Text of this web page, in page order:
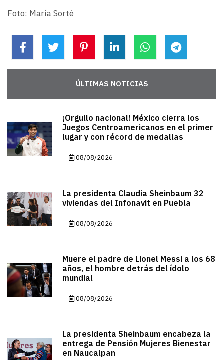
Foto: María Sorté
ÚLTIMAS NOTICIAS
¡Orgullo nacional! México cierra los
Juegos Centroamericanos en el primer
lugar y con récord de medallas
08/08/2026
La presidenta Claudia Sheinbaum 32
viviendas del Infonavit en Puebla
08/08/2026
Muere el padre de Lionel Messi a los 68
años, el hombre detrás del ídolo
mundial
08/08/2026
La presidenta Sheinbaum encabeza la
entrega de Pensión Mujeres Bienestar
en Naucalpan